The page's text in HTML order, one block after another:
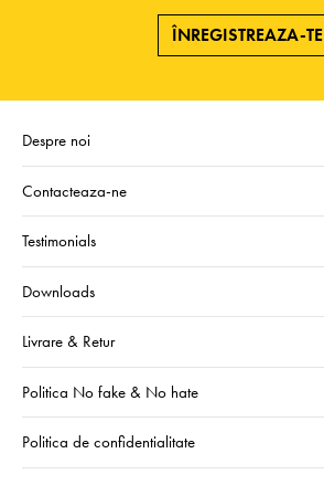
ÎNREGISTREAZA-TE
Despre noi
Contacteaza-ne
Testimonials
Downloads
Livrare & Retur
Politica No fake & No hate
Politica de confidentialitate